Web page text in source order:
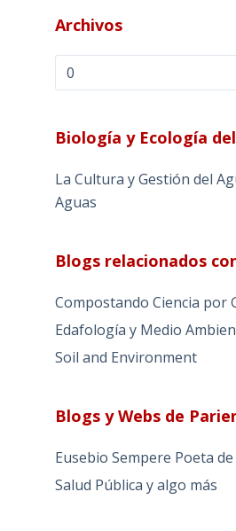
Archivos
Archivos
Biología y Ecología
La Cultura y Gestión del
Aguas
Blogs relacionados
Compostando Ciencia por
Edafología y Medio
Soil and Environment
Blogs y Webs de
Eusebio Sempere Poeta
Salud Pública y algo más